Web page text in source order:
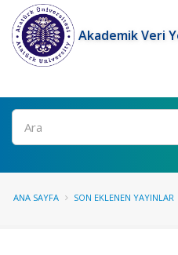
Akademik Veri
Ara
ANA SAYFA SON EKLENEN YAYINLAR